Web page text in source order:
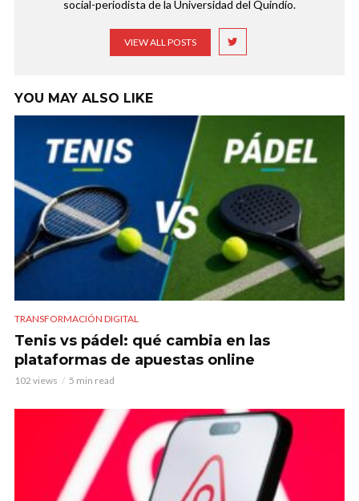
social-periodista de la Universidad del Quindío.
VIEW ALL POSTS
YOU MAY ALSO LIKE
TRANSFORMACIÓN DIGITAL
Tenis vs pádel: qué cambia en las
plataformas de apuestas online
102 views 5 min read